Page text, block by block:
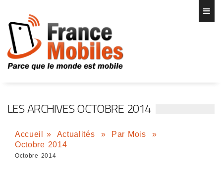
LES ARCHIVES OCTOBRE 2014
Accueil » Actualités » Par Mois
»
Octobre 2014
Octobre 2014